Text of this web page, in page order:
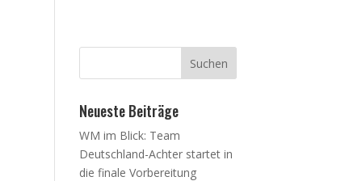
Neueste Beiträge
WM im Blick: Team
Deutschland-Achter startet in
die finale Vorbereitung